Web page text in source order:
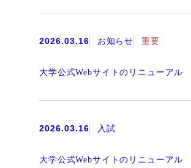
2026.03.16 お知らせ 重要
大学公式Webサイトのリニューアル
2026.03.16 入試
大学公式Webサイトのリニューアル